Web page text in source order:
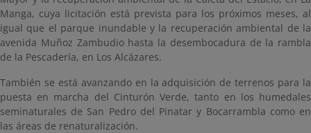
Manga, cuya licitación está prevista para los próximos meses, al
igual que el parque inundable y la recuperación ambiental de la
avenida Muñoz Zambudio hasta la desembocadura de la rambla
de la Pescadería, en Los Alcázares.
También se está avanzando en la adquisición de terrenos para la
puesta en marcha del Cinturón Verde, tanto en los humedales
seminaturales de San Pedro del Pinatar y Bocarrambla como en
las áreas de renaturalización.